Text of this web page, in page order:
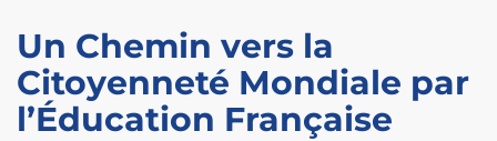
Un Chemin vers la
Citoyenneté Mondiale par
l’Éducation Française